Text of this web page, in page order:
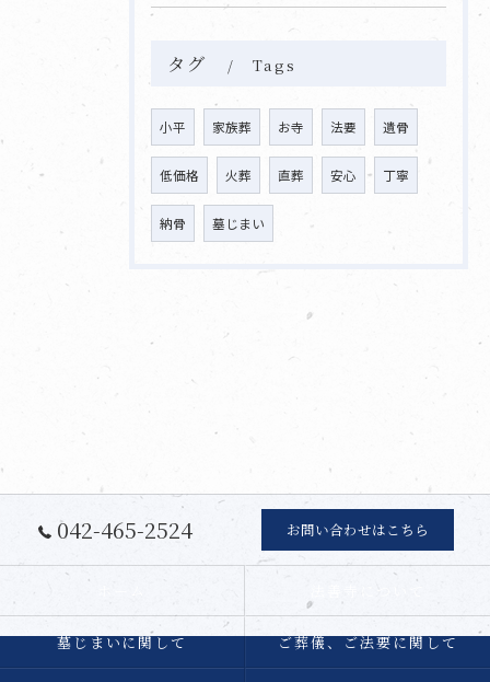
タグ Tags
小平 家族葬 お寺 法要 遺骨
低価格 火葬 直葬 安心 丁寧
納骨 墓じまい
042-465-2524 お問い合わせはこちら
墓じまいに関して ご葬儀、ご法要に関して